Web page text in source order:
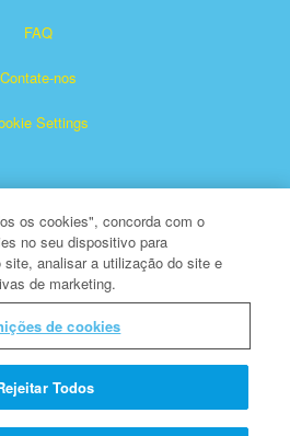
FAQ
Contate-nos
Settings
de The Christian Broadcasting
Direitos Reservados
Sobre a CBN
os cookies", concorda com o
no seu dispositivo para
site, analisar a utilização do site e
de marketing.
de cookies
Todos